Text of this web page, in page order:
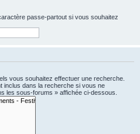
passe-partout si vous souhaitez
vous souhaitez effectuer une recherche.
inclus dans la recherche si vous ne
les sous-forums » affichée ci-dessous.